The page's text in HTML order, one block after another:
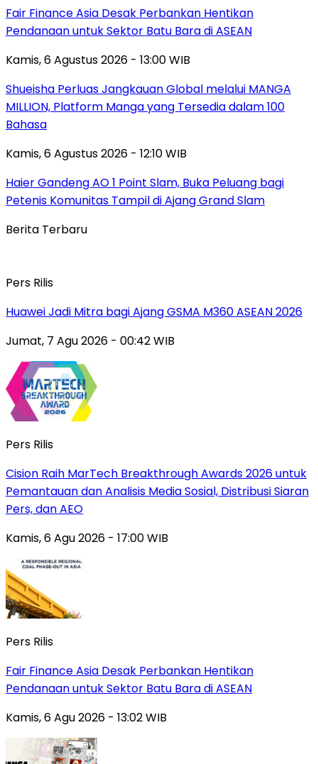
Fair Finance Asia Desak Perbankan Hentikan
Pendanaan untuk Sektor Batu Bara di ASEAN
Kamis, 6 Agustus 2026 - 13:00 WIB
Shueisha Perluas Jangkauan Global melalui MANGA
MILLION, Platform Manga yang Tersedia dalam 100
Bahasa
Kamis, 6 Agustus 2026 - 12:10 WIB
Haier Gandeng AO 1 Point Slam, Buka Peluang bagi
Petenis Komunitas Tampil di Ajang Grand Slam
Berita Terbaru
Pers Rilis
Huawei Jadi Mitra bagi Ajang GSMA M360 ASEAN 2026
Jumat, 7 Agu 2026 - 00:42 WIB
Pers Rilis
Cision Raih MarTech Breakthrough Awards 2026 untuk
Pemantauan dan Analisis Media Sosial, Distribusi Siaran
Pers, dan AEO
Kamis, 6 Agu 2026 - 17:00 WIB
Pers Rilis
Fair Finance Asia Desak Perbankan Hentikan
Pendanaan untuk Sektor Batu Bara di ASEAN
Kamis, 6 Agu 2026 - 13:02 WIB